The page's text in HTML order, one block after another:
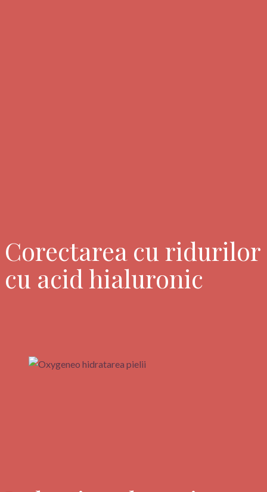
Corectarea cu ridurilor
cu acid hialuronic